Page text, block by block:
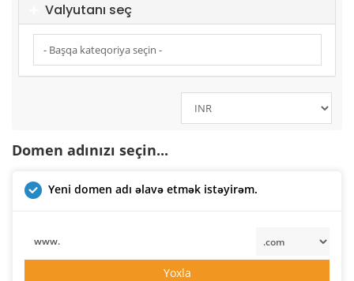
Valyutanı seç
Domen adınızı seçin...
Yeni domen adı əlavə etmək istəyirəm.
www.
Yoxla